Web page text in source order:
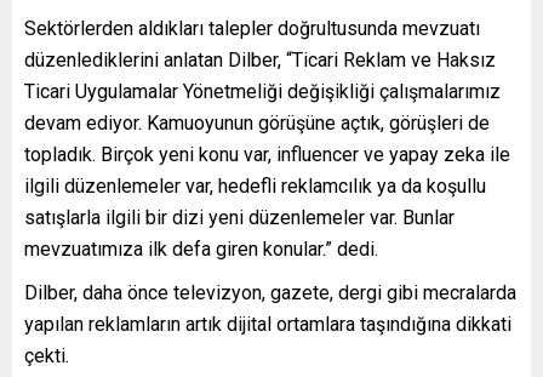
Sektörlerden aldıkları talepler doğrultusunda mevzuatı
düzenlediklerini anlatan Dilber, “Ticari Reklam ve Haksız
Ticari Uygulamalar Yönetmeliği değişikliği çalışmalarımız
devam ediyor. Kamuoyunun görüşüne açtık, görüşleri de
topladık. Birçok yeni konu var, influencer ve yapay zeka ile
ilgili düzenlemeler var, hedefli reklamcılık ya da koşullu
satışlarla ilgili bir dizi yeni düzenlemeler var. Bunlar
mevzuatımıza ilk defa giren konular.” dedi.
Dilber, daha önce televizyon, gazete, dergi gibi mecralarda
yapılan reklamların artık dijital ortamlara taşındığına dikkati
çekti.